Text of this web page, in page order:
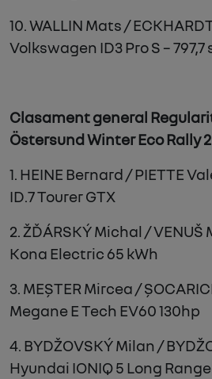
10. WALLIN Mats /
Volkswagen ID3 Pro S – 797,7
Clasament general
Östersund Winter Eco Rally
1. HEINE Bernard / PIETTE
ID.7 Tourer GTX
2. ŽĎÁRSKÝ Michal /
Kona Electric 65 kWh
3. MEȘTER Mircea /
Megane E Tech EV60 130hp
4. BYDŽOVSKÝ Milan /
Hyundai IONIQ 5 Long Range